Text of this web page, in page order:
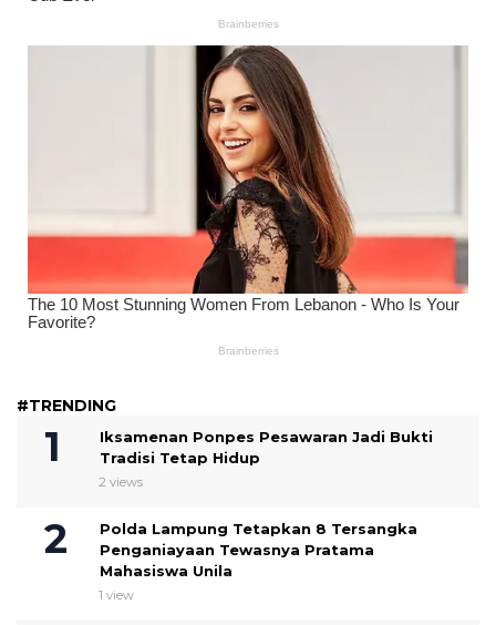
#TRENDING
Iksamenan Ponpes Pesawaran Jadi Bukti
Tradisi Tetap Hidup
2 views
Polda Lampung Tetapkan 8 Tersangka
Penganiayaan Tewasnya Pratama
Mahasiswa Unila
1 view